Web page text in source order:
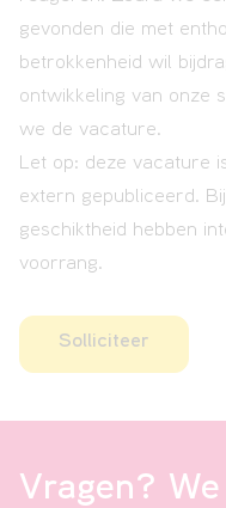
gevonden die met
betrokkenheid wil
ontwikkeling van onze
we de vacature.
Let op: deze vacature
extern gepubliceerd.
geschiktheid hebben
voorrang.
Solliciteer
Vragen?